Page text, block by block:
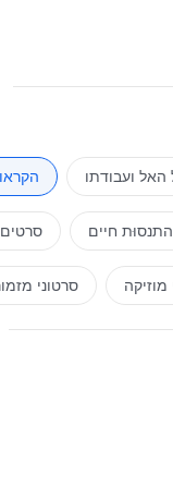
ועבודתו
חיים
מוזיקה סרטוני